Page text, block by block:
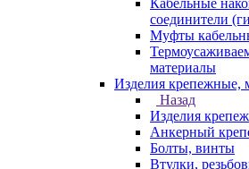
Кабельные
соединители
Муфты
материалы
Изделия крепежные,
Назад
Изделия
Анкерный
Болты, винты
Втулки,